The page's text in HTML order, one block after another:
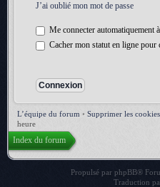
J’ai oublié mon mot de passe
Me connecter automatiquement
Cacher mon statut en ligne pour
L’équipe du forum • Supprimer les
heure
Index du forum
Propulsé par phpBB®
Traduction